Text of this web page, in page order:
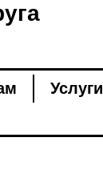
Услуги